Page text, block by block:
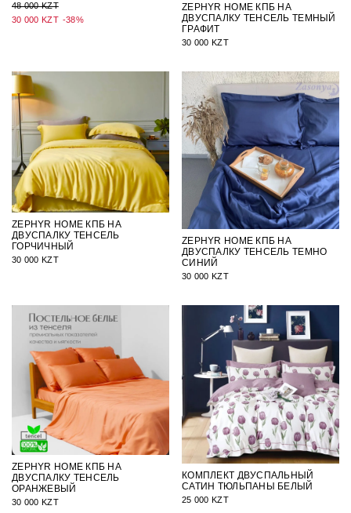
48 000 KZT
30 000 KZT -38%
ZEPHYR HOME КПБ НА
ДВУСПАЛКУ ТЕНСЕЛЬ ТЕМНЫЙ
ГРАФИТ
30 000 KZT
ZEPHYR HOME КПБ НА
ДВУСПАЛКУ ТЕНСЕЛЬ
ГОРЧИЧНЫЙ
30 000 KZT
ZEPHYR HOME КПБ НА
ДВУСПАЛКУ ТЕНСЕЛЬ ТЕМНО
СИНИЙ
30 000 KZT
ZEPHYR HOME КПБ НА
ДВУСПАЛКУ ТЕНСЕЛЬ
ОРАНЖЕВЫЙ
30 000 KZT
КОМПЛЕКТ ДВУСПАЛЬНЫЙ
САТИН ТЮЛЬПАНЫ БЕЛЫЙ
25 000 KZT